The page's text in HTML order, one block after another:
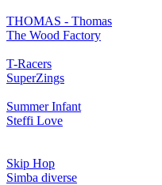
THOMAS - Thomas
The Wood Factory
T-Racers
SuperZings
Summer Infant
Steffi Love
Skip Hop
Simba diverse